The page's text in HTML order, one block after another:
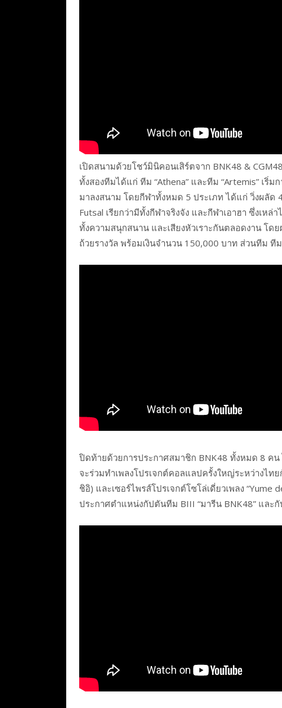
เปิดสนามด้วยโชว์มินิคอนเสิร์ตจาก BNK48 &
ทั้งสองทีมได้แก่ ทีม “Athena” และทีม “Artemis” เ
มาลงสนาม โดยกีฬาทั้งหมด 5 ประเภท ได้แก่ วิ่งผลัด
Futsal เรียกว่ามีทั้งกีฬาจริงจัง และกีฬาเอาฮา ซึ่งเห
ทั้งความสนุกสนาน และเสียงหัวเราะกันตลอดงาน โ
ถ้วยรางวัล พร้อมเงินจำนวน 150,000 บาท ส่วนทีม ที
ปิดท้ายด้วยการประกาศสมาชิก BNK48 ทั้งหมด 8 ค
จะร่วมทำเพลงโปรเจกต์คอลแลปครั้งใหญ่ระหว่างไ
ชิอิ) และเซอร์ไพรส์โปรเจกต์โซโล่เดี่ยวเพลง “Yume
ประกาศตำแหน่งกัปตันทีม BIII “มารีน BNK48” และกั